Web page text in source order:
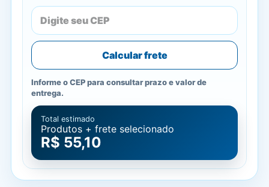
Calcular frete
Informe o CEP para consultar prazo e valor de
entrega.
Total estimado
Produtos + frete selecionado
R$ 55,10